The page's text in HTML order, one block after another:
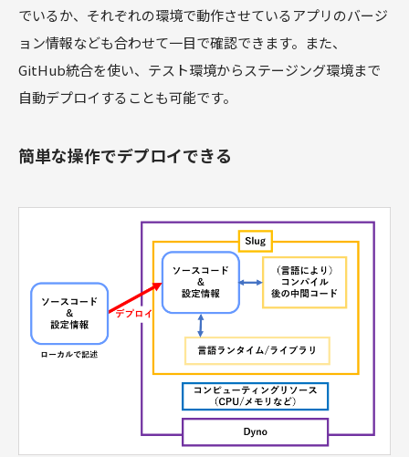
でいるか、それぞれの環境で動作させているアプリのバージ
ョン情報なども合わせて一目で確認できます。また、
GitHub統合を使い、テスト環境からステージング環境まで
自動デプロイすることも可能です。
簡単な操作でデプロイできる